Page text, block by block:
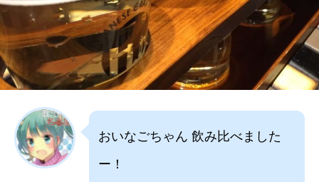
おいなごちゃん 飲み比べました
ー！